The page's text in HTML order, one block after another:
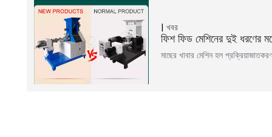
খবর
ফিশ ফিড মেশিনের দুই ধরণের
মাছের খাবার মেশিন হল